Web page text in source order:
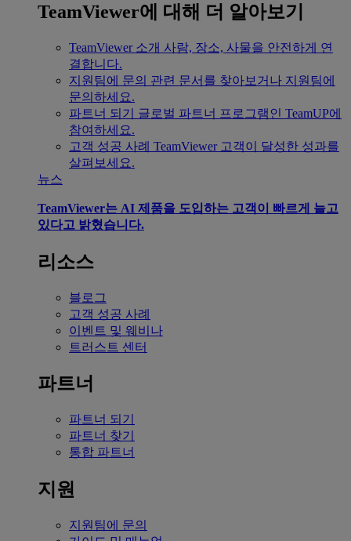
TeamViewer에 대해 더 알아보기
TeamViewer 소개 사람, 장소, 사물을 안전하게 연
결합니다.
지원팀에 문의 관련 문서를 찾아보거나 지원팀에
문의하세요.
파트너 되기
글로벌 파트너 프로그램인 TeamUP에
참여하세요.
고객 성공 사례 TeamViewer 고객이 달성한 성과를
살펴보세요.
뉴스
TeamViewer는 AI 제품을 도입하는 고객이 빠르게 늘고
있다고 밝혔습니다.
리소스
블로그
고객 성공 사례
이벤트 및 웨비나
트러스트 센터
파트너
파트너 되기
파트너 찾기
통합 파트너
지원
지원팀에 문의